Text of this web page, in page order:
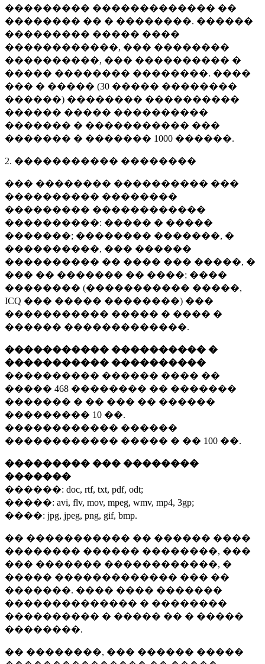
��������� ������������� ��
�������� �� � ��������. ������
��������� ����� ����
������������, ��� ��������
����������, ��� ���������� �
����� �������� ��������. ����
��� � ����� (30 ����� ��������
������) �������� ����������
������ ����� ����������
������� � ����������� ���
������� � ������� 1000 ������.
2. ����������� ��������
��� �������� ���������� ���
���������� ��������
��������� ������������
����������: ����� � �����
�������; �������� �������, �
����������, ��� ������
���������� �� ���� ��� �����, �
��� �� ������� �� ����; ����
�������� (����������� �����,
ICQ ��� ����� ��������) ���
����������� ����� � ���� �
������ �������������.
����������� ���������� �
����������� ����������
���������� ������ ���� ��
����� 468 �������� �� �������
������� � �� ��� �� ������
��������� 10 ��.
������������ ������
������������ ����� � �� 100 ��.
��������� ��� ��������
�������
������: doc, rtf, txt, pdf, odt;
�����: avi, flv, mov, mpeg, wmv, mp4, 3gp;
����: jpg, jpeg, png, gif, bmp.
�� ����������� �� ������ ����
�������� ������ ��������, ���
��� ������� ������������, �
����� ������������� ��� ��
�������. ���� ���� �������
�������������� � ��������
���������� � ����� �� � �����
��������.
�� ��������, ��� ������ �����